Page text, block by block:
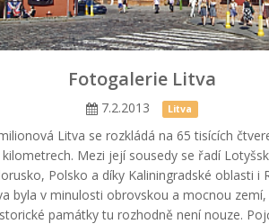
Fotogalerie Litva
7.2.2013 Litva
Litva se rozkládá na 65 tisících
kilometrech. Mezi její sousedy se řadí
Polsko a díky Kaliningradské oblasti i
byla v minulosti obrovskou a mocnou
památky tu rozhodně není nouze.